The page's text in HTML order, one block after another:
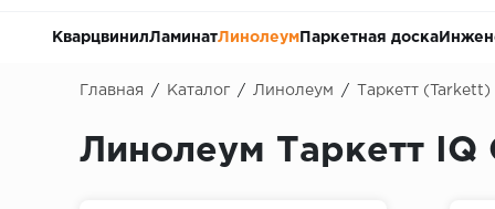
КварцвинилЛаминатЛинолеум Паркетная доска
Главная / Каталог / Линолеум / Таркетт (Tarkett)
Линолеум Таркетт